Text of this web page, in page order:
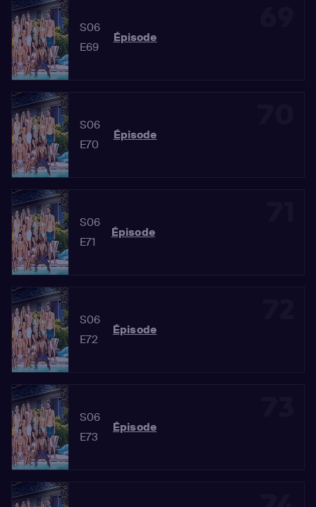
S06
E69
Épisode
S06
E70
Épisode
S06
E71
Épisode
S06
E72
Épisode
S06
E73
Épisode